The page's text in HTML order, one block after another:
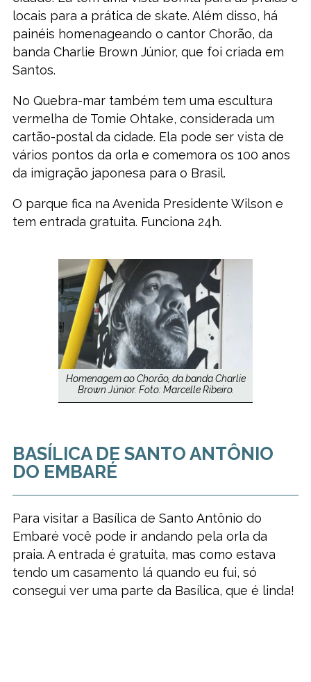
locais para a prática de skate. Além disso, há
painéis homenageando o cantor Chorão, da
banda Charlie Brown Júnior, que foi criada em
Santos.
No Quebra-mar também tem uma escultura
vermelha de Tomie Ohtake, considerada um
cartão-postal da cidade. Ela pode ser vista de
vários pontos da orla e comemora os 100 anos
da imigração japonesa para o Brasil.
O parque fica na Avenida Presidente Wilson e
tem entrada gratuita. Funciona 24h.
Homenagem ao Chorão, da banda Charlie
Brown Júnior. Foto: Marcelle Ribeiro.
BASÍLICA DE SANTO ANTÔNIO
DO EMBARÉ
Para visitar a Basílica de Santo Antônio do
Embaré você pode ir andando pela orla da
praia. A entrada é gratuita, mas como estava
tendo um casamento lá quando eu fui, só
consegui ver uma parte da Basílica, que é linda!